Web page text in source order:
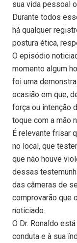
sua vida pessoal
Durante todos
há qualquer
postura ética,
O episódio
momento algum
foi uma
ocasião em que,
força ou intenção
toque com a mão
É relevante frisar
no local, que
que não houve
dessas
das câmeras de
comprovarão que
noticiado.
O Dr. Ronaldo
conduta e à sua